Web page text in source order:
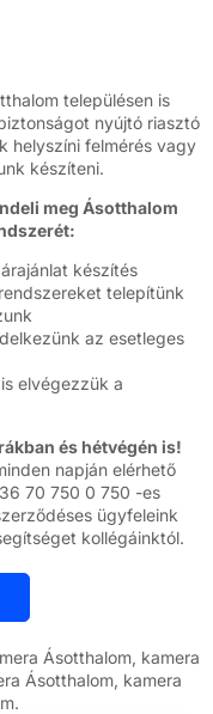
településen is
nyújtó riasztó
helyszíni felmérés vagy
készíteni.
meg Ásotthalom
készítés
telepítünk
az esetleges
elvégezzük a
és hétvégén is!
napján elérhető
70 750 0 750 -es
ügyfeleink
kollégáinktól.
Ásotthalom, kamera
Ásotthalom, kamera